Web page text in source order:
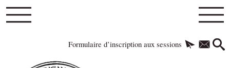
Formulaire d’inscription aux sessions